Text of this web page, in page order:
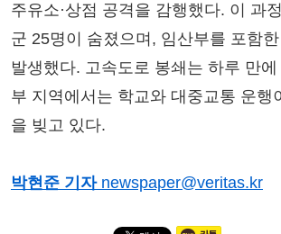
주유소·상점 공격을 감행했다. 이 과
군 25명이 숨졌으며, 임산부를 포함
발생했다. 고속도로 봉쇄는 하루 만
부 지역에서는 학교와 대중교통 운행
을 빚고 있다.
박현준 기자 newspaper@veritas.kr